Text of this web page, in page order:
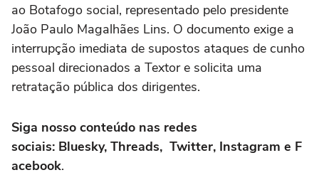
ao Botafogo social, representado pelo presidente
João Paulo Magalhães Lins. O documento exige a
interrupção imediata de supostos ataques de cunho
pessoal direcionados a Textor e solicita uma
retratação pública dos dirigentes.
Siga nosso conteúdo nas redes
sociais: Bluesky, Threads, Twitter, Instagram e F
acebook.